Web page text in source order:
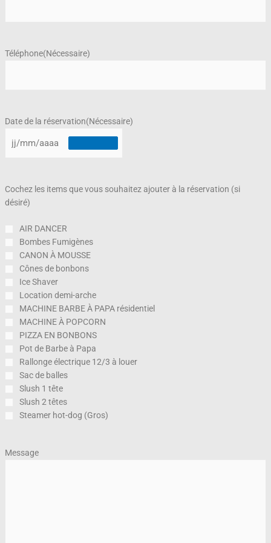
Téléphone(Nécessaire)
Date de la réservation(Nécessaire)
Cochez les items que vous souhaitez ajouter à la réservation (si
désiré)
AIR DANCER
Bombes Fumigènes
CANON À MOUSSE
Cônes de bonbons
Ice Shaver
Location demi-arche
MACHINE BARBE À PAPA résidentiel
MACHINE À POPCORN
PIZZA EN BONBONS
Pot de Barbe à Papa
Rallonge électrique 12/3 à louer
Sac de balles
Slush 1 tête
Slush 2 têtes
Steamer hot-dog (Gros)
Message